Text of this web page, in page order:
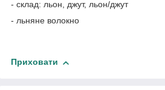
- склад: льон, джут, льон/джут
- льняне волокно
Приховати